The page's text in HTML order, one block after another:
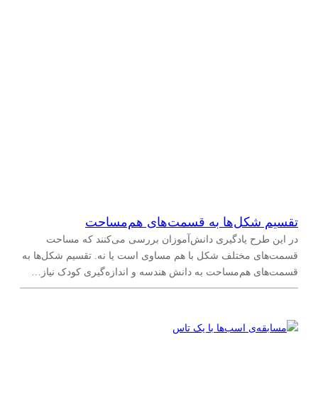
تقسیم شکل‌ها به قسمت‌های هم‌مساحت
در این طرح یادگیری دانش‌آموزان بررسی می‌کنند که مساحت
قسمت‌های مختلف شکل با هم مساوی است یا نه. تقسیم شکل‌ها به
قسمت‌های هم‌مساحت به دانش هندسه و اندازه‌گیری کودک نیاز…